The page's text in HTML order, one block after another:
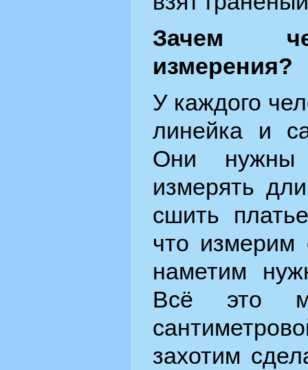
Зачем
измерения?
У каждого
линейка и
Они нужны
измерять
сшить
что измерим
наметим
Всё это
захотим